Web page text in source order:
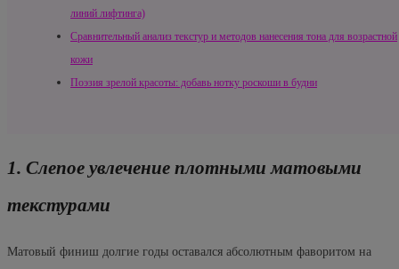
линий лифтинга)
Сравнительный анализ текстур и методов нанесения тона для возрастной
кожи
Поэзия зрелой красоты: добавь нотку роскоши в будни
1. Слепое увлечение плотными матовыми
текстурами
Матовый финиш долгие годы оставался абсолютным фаворитом на